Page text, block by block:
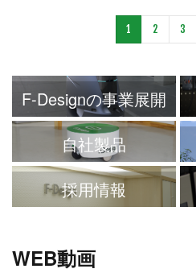
1 2 3
F-Designの事業展開
自社製品
採用情報
WEB動画